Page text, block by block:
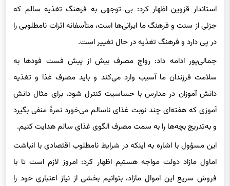
جزئی از سنت و فرهنگ ما ایرانی‌ها است، متأسفانه اثرات نامطلوبی را
در پی دارد و فرهنگ تغذیه در حال تغییر است.
جمالی‌پور ادامه داد: رواج مصرف بیش از پیش فست فودها به
سلامت فرزندان ما آسیب وارد می‌کند و باید مصرف غذا و تغذیه
دانش آموزان در مدارس با حساسیت کنترل شود، برای مثال دانش
آموزی که هفته‌ای چند نوبت غذای ناسالم می‌خورد نمرۀ منفی بگیرد
و به‌تدریج بچه‌ها را به سمت مصرف الگوی غذای سالم هدایت کنیم.
این مسؤول با اشاره به اینکه در شرایط نامطلوب اقتصادی با انباشت
اماول مازاد دولت مواجه هستیم اظهار کرد: امروز لازم است تا با
فروش سریع این اموال مازاد، بتوانیم بخشی از نیاز اعتباری خود را
تأمین کنیم.